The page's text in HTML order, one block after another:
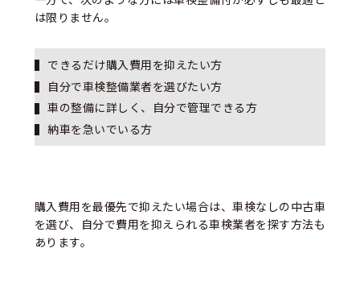
は限りません。
できるだけ購入費用を抑えたい方
自分で車検整備業者を選びたい方
車の整備に詳しく、自分で管理できる方
納車を急いでいる方
購入費用を最優先で抑えたい場合は、車検なしの中古車
を選び、自分で費用を抑えられる車検業者を探す方法も
あります。